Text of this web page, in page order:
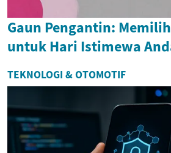
Gaun Pengantin:
untuk Hari Istimewa
TEKNOLOGI & OTOMOTIF